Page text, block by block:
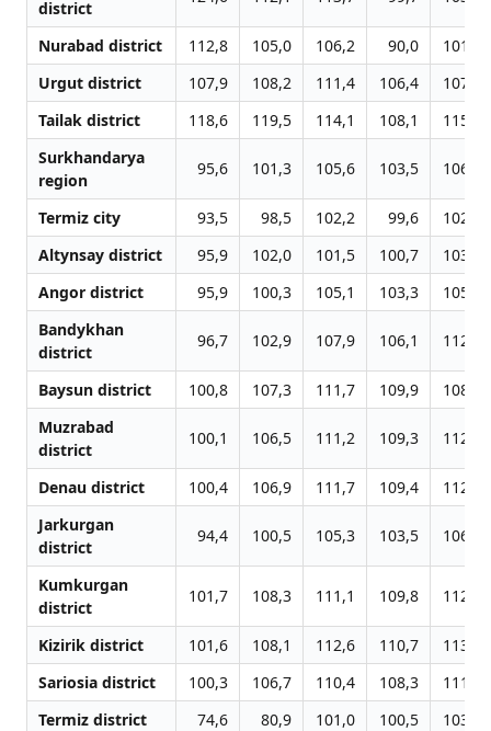
district
Nurabad district 112,8 105,0 106,2 90,0
101,6
Urgut district
107,9 108,2 111,4 106,4
107,4
Tailak district
118,6 119,5 114,1 108,1
115,8
Surkhandarya
region
95,6 101,3 105,6 103,5 106,1
Termiz city 93,5 98,5 102,2 99,6
102,2
Altynsay district
95,9 102,0 101,5 100,7
103,2
Angor district
95,9 100,3 105,1 103,3
105,8
Bandykhan
district
96,7 102,9 107,9 106,1 112,5
Baysun district 100,8 107,3 111,7 109,9
108,7
Muzrabad
district
100,1 106,5 111,2 109,3 112,0
Denau district 100,4 106,9 111,7 109,4
112,1
Jarkurgan
district
94,4 100,5 105,3 103,5 106,0
Kumkurgan
district
101,7 108,3 111,1 109,8 112,4
Kizirik district 101,6 108,1 112,6 110,7
113,4
Sariosia district
100,3 106,7 110,4 108,3
111,0
Termiz district
74,6 80,9 101,0 100,5
103,0